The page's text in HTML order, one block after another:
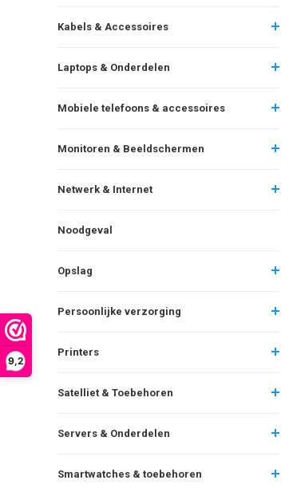
9,2
Kabels & Accessoires
Laptops & Onderdelen
Mobiele telefoons & accessoires
Monitoren & Beeldschermen
Netwerk & Internet
Noodgeval
Opslag
Persoonlijke verzorging
Printers
Satelliet & Toebehoren
Servers & Onderdelen
Smartwatches & toebehoren